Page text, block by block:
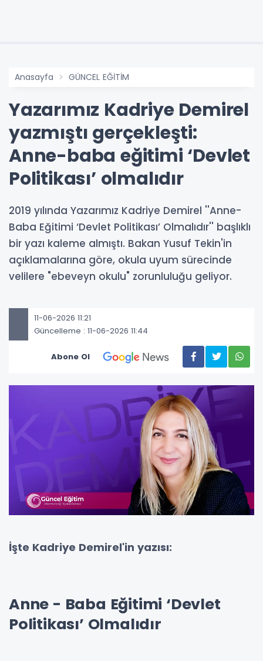
Anasayfa GÜNCEL EĞİTİM
Yazarımız Kadriye Demirel
yazmıştı gerçekleşti:
Anne-baba eğitimi ‘Devlet
Politikası’ olmalıdır
2019 yılında Yazarımız Kadriye Demirel ''Anne-
Baba Eğitimi ‘Devlet Politikası’ Olmalıdır'' başlıklı
bir yazı kaleme almıştı. Bakan Yusuf Tekin'in
açıklamalarına göre, okula uyum sürecinde
velilere "ebeveyn okulu" zorunluluğu geliyor.
11-06-2026 11:21
Güncelleme : 11-06-2026 11:44
Abone Ol
İşte Kadriye Demirel'in yazısı:
Anne - Baba Eğitimi ‘Devlet
Politikası’ Olmalıdır